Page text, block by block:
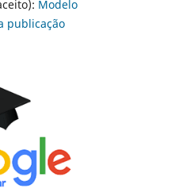
Modelo
publicação